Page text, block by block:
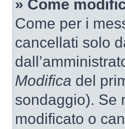
» Come
Come per i
cancellati solo
Modifica del
sondaggio). Se
modificato o